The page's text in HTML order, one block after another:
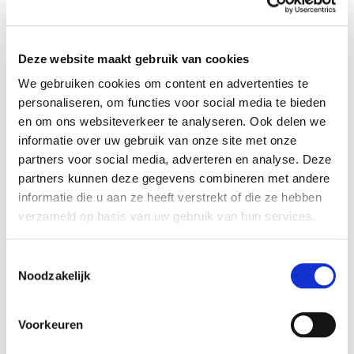
Deze website maakt gebruik van cookies
We gebruiken cookies om content en advertenties te
personaliseren, om functies voor social media te bieden
en om ons websiteverkeer te analyseren. Ook delen we
informatie over uw gebruik van onze site met onze
partners voor social media, adverteren en analyse. Deze
partners kunnen deze gegevens combineren met andere
informatie die u aan ze heeft verstrekt of die ze hebben
verzameld op basis van uw gebruik van hun services.
Noodzakelijk
Voorkeuren
alle acties die nodig waren om de stichting
rechtsgeldig te maken. Stap voor stap werkte
hij zich door de lijst heen. En met succes: aan
alle voorwaarden werd voldaan en de
oprichting van de stichting was een feit.
Samen met trainer William geeft Wim les via
zijn eigen stichting Wai Khru, waar het niet
alleen draait om sport en beweging, maar